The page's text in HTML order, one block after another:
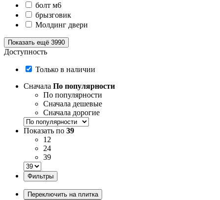
болт м6
брызговик
Молдинг двери
Показать ещё 3990
Доступность
Только в наличии
Сначала По популярности
По популярности
Сначала дешевые
Сначала дорогие
Показать по 39
12
24
39
Фильтры
Переключить на плитка